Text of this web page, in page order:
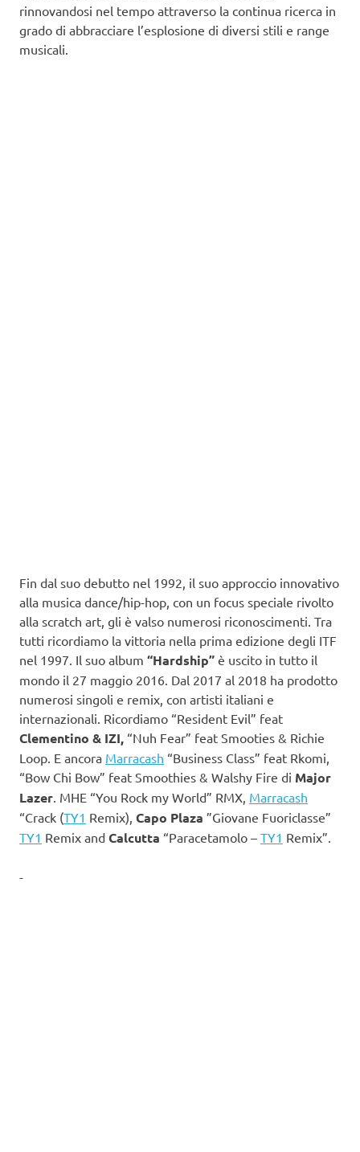
rinnovandosi nel tempo attraverso la continua ricerca in
grado di abbracciare l’esplosione di diversi stili e range
musicali.
Fin dal suo debutto nel 1992, il suo approccio innovativo
alla musica dance/hip-hop, con un focus speciale rivolto
alla scratch art, gli è valso numerosi riconoscimenti. Tra
tutti ricordiamo la vittoria nella prima edizione degli ITF
nel 1997. Il suo album “Hardship” è uscito in tutto il
mondo il 27 maggio 2016. Dal 2017 al 2018 ha prodotto
numerosi singoli e remix, con artisti italiani e
internazionali. Ricordiamo “Resident Evil” feat
Clementino & IZI, “Nuh Fear” feat Smooties & Richie
Loop. E ancora Marracash “Business Class” feat Rkomi,
“Bow Chi Bow” feat Smoothies & Walshy Fire di Major
Lazer . MHE “You Rock my World” RMX, Marracash
“Crack (TY1 Remix), Capo Plaza ”Giovane Fuoriclasse”
TY1 Remix and Calcutta “Paracetamolo – TY1 Remix”.
-